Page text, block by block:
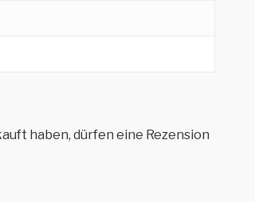
haben, dürfen eine Rezension